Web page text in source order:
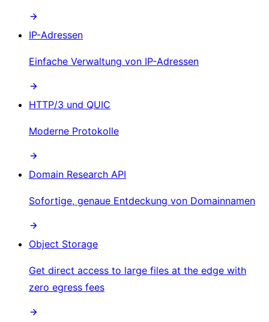
IP-Adressen
Einfache Verwaltung von IP-Adressen
HTTP/3 und QUIC
Moderne Protokolle
Domain Research API
Sofortige, genaue Entdeckung von Domainnamen
Object Storage
Get direct access to large files at the edge with
zero egress fees